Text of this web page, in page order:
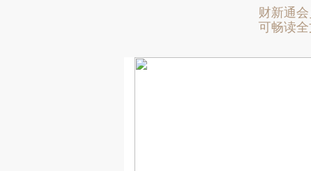
财新通会
可畅读全